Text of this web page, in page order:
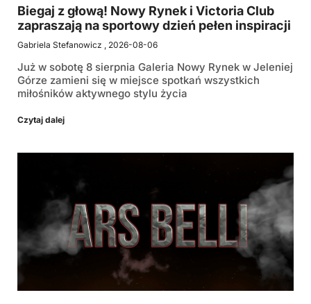
Biegaj z głową! Nowy Rynek i Victoria Club
zapraszają na sportowy dzień pełen inspiracji
Gabriela Stefanowicz 2026-08-06
Już w sobotę 8 sierpnia Galeria Nowy Rynek w Jeleniej
Górze zamieni się w miejsce spotkań wszystkich
miłośników aktywnego stylu życia
Czytaj dalej